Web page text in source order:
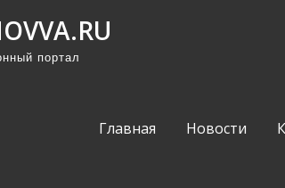
портал
Главная Новости